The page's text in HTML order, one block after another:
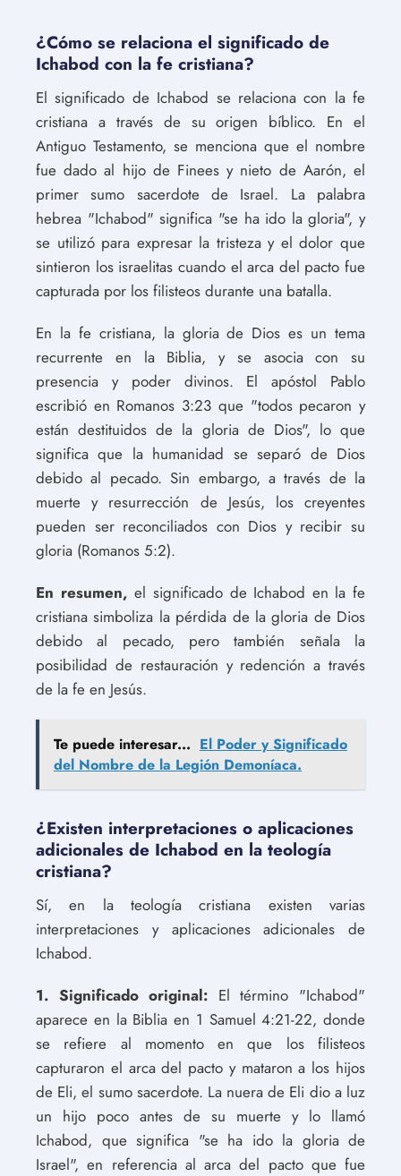
¿Cómo se relaciona el significado de
Ichabod con la fe cristiana?
El significado de Ichabod se relaciona con la fe
cristiana a través de su origen bíblico. En el
Antiguo Testamento, se menciona que el nombre
fue dado al hijo de Finees y nieto de Aarón, el
primer sumo sacerdote de Israel. La palabra
hebrea "Ichabod" significa "se ha ido la gloria", y
se utilizó para expresar la tristeza y el dolor que
sintieron los israelitas cuando el arca del pacto fue
capturada por los filisteos durante una batalla.
En la fe cristiana, la gloria de Dios es un tema
recurrente en la Biblia, y se asocia con su
presencia y poder divinos. El apóstol Pablo
escribió en Romanos 3:23 que "todos pecaron y
están destituidos de la gloria de Dios", lo que
significa que la humanidad se separó de Dios
debido al pecado. Sin embargo, a través de la
muerte y resurrección de Jesús, los creyentes
pueden ser reconciliados con Dios y recibir su
gloria (Romanos 5:2).
En resumen, el significado de Ichabod en la fe
cristiana simboliza la pérdida de la gloria de Dios
debido al pecado, pero también señala la
posibilidad de restauración y redención a través
de la fe en Jesús.
Te puede interesar... El Poder y Significado
del Nombre de la Legión Demoníaca.
¿Existen interpretaciones o aplicaciones
adicionales de Ichabod en la teología
cristiana?
Sí, en la teología cristiana existen varias
interpretaciones y aplicaciones adicionales de
Ichabod.
1. Significado original: El término "Ichabod"
aparece en la Biblia en 1 Samuel 4:21-22, donde
se refiere al momento en que los filisteos
capturaron el arca del pacto y mataron a los hijos
de Eli, el sumo sacerdote. La nuera de Eli dio a luz
un hijo poco antes de su muerte y lo llamó
Ichabod, que significa "se ha ido la gloria de
Israel", en referencia al arca del pacto que fue